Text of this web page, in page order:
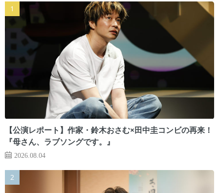
【公演レポート】作家・鈴木おさむ×田中圭コンビの再来！
『母さん、ラブソングです。』
2026.08.04